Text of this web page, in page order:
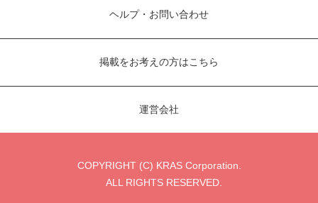
ヘルプ・お問い合わせ
掲載をお考えの方はこちら
運営会社
COPYRIGHT (C) KRAS Corporation.
ALL RIGHTS RESERVED.